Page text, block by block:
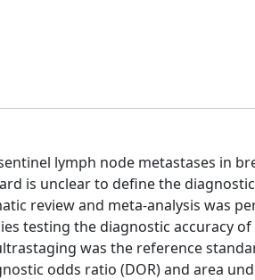
lymph node metastases in
is unclear to define the
review and meta-analysis was
testing the diagnostic accuracy of
was the reference
odds ratio (DOR) and area